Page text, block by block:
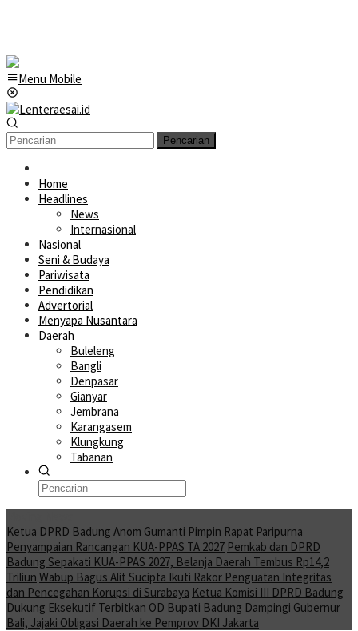
Menu Mobile
Pencarian
Home
Headlines
News
Internasional
Nasional
Seni & Budaya
Pariwisata
Pendidikan
Advertorial
Menyapa Nusantara
Daerah
Buleleng
Bangli
Denpasar
Gianyar
Jembrana
Karangasem
Klungkung
Tabanan
Ketua DPRD Badung Anom Gumanti Pimpin Rapat Paripurna
Penyampaian Rancangan KUA-PPAS TA 2027 Pemkab dan DPRD
Badung Sepakati KUA-PPAS 2027, Belanja Daerah Tembus Rp14,2
Triliun Wabup Bagus Alit Sucipta Ikuti Rakor Penguatan Integritas
dan Pencegahan Korupsi di Surabaya Ketua Komisi III DPRD Badung
Dukung Eksekutif Terbitkan OD Bupati Badung Dampingi Gubernur
Bali, Jajaki Obligasi Daerah ke Pemprov DKI Jakarta